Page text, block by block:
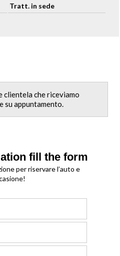
Tratt. in sede
clientela che riceviamo
su appuntamento.
fill the form
per riservare l’auto e